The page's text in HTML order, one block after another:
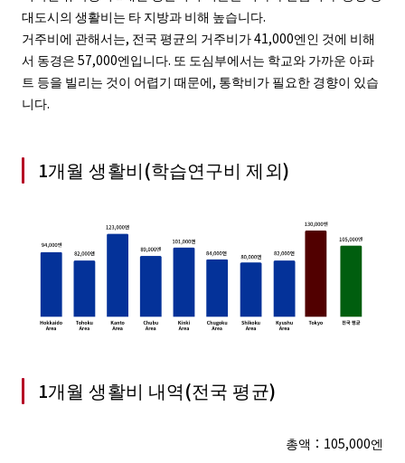
대도시의 생활비는 타 지방과 비해 높습니다.
거주비에 관해서는, 전국 평균의 거주비가 41,000엔인 것에 비해
서 동경은 57,000엔입니다. 또 도심부에서는 학교와 가까운 아파
트 등을 빌리는 것이 어렵기 때문에, 통학비가 필요한 경향이 있습
니다.
1개월 생활비(학습연구비 제외)
1개월 생활비 내역(전국 평균)
총액：105,000엔